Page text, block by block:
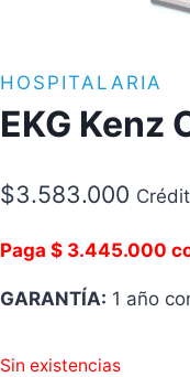
HOSPITALARIA
EKG Kenz
$3.583.000
Paga $ 3.445.000
GARANTÍA: 1 año
Sin existencias